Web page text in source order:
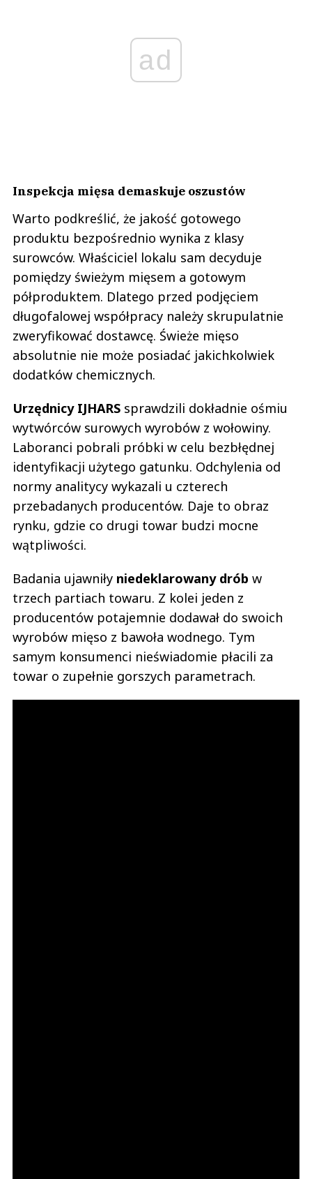
ad
Inspekcja mięsa demaskuje oszustów
Warto podkreślić, że jakość gotowego
produktu bezpośrednio wynika z klasy
surowców. Właściciel lokalu sam decyduje
pomiędzy świeżym mięsem a gotowym
półproduktem. Dlatego przed podjęciem
długofalowej współpracy należy skrupulatnie
zweryfikować dostawcę. Świeże mięso
absolutnie nie może posiadać jakichkolwiek
dodatków chemicznych.
Urzędnicy IJHARS sprawdzili dokładnie ośmiu
wytwórców surowych wyrobów z wołowiny.
Laboranci pobrali próbki w celu bezbłędnej
identyfikacji użytego gatunku. Odchylenia od
normy analitycy wykazali u czterech
przebadanych producentów. Daje to obraz
rynku, gdzie co drugi towar budzi mocne
wątpliwości.
Badania ujawniły niedeklarowany drób w
trzech partiach towaru. Z kolei jeden z
producentów potajemnie dodawał do swoich
wyrobów mięso z bawoła wodnego. Tym
samym konsumenci nieświadomie płacili za
towar o zupełnie gorszych parametrach.